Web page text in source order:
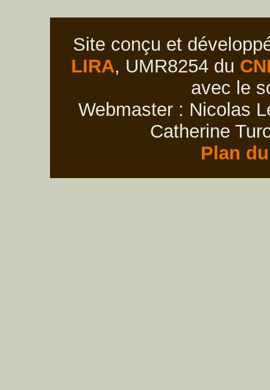
Site conçu et
LIRA, UMR8254 du
avec le
Webmaster : Nicolas
Catherine
Plan